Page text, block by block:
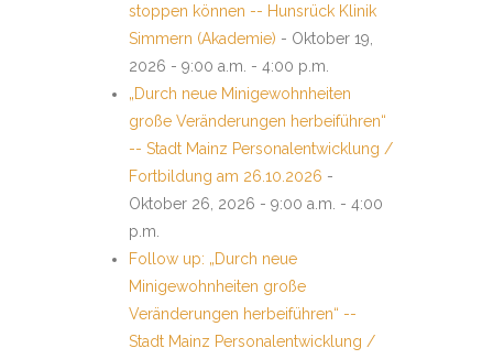
stoppen können -- Hunsrück Klinik
Simmern (Akademie) - Oktober 19,
2026 - 9:00 a.m. - 4:00 p.m.
„Durch neue Minigewohnheiten
große Veränderungen herbeiführen“
-- Stadt Mainz Personalentwicklung /
Fortbildung am 26.10.2026 -
Oktober 26, 2026 - 9:00 a.m. - 4:00
p.m.
Follow up: „Durch neue
Minigewohnheiten große
Veränderungen herbeiführen“ --
Stadt Mainz Personalentwicklung /